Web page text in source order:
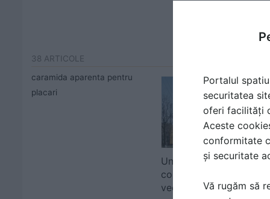
38 ARTICOLE
caramida aparenta pentru
placari
Un proiect de renovare
combină arhitectură
veche, nouă...
Portalul
securitatea
oferi facilități
Aceste
conformitate
și securitate
Vă rugăm să